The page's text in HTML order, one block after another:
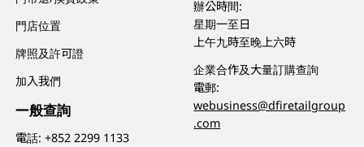
門店位置
牌照及許可證
加入我們
一般查詢
電話:+852 2299 1133
辦公時間:
星期一至日
上午九時至晚上六時
企業合作及大量訂購查詢
電郵:
webusiness@dfiretailgroup
.com